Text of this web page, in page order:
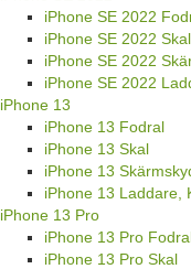
iPhone SE 2022
iPhone SE 2022 Skal
iPhone SE 2022
iPhone SE 2022
iPhone 13
iPhone 13 Fodral
iPhone 13 Skal
iPhone 13
iPhone 13 Laddare,
iPhone 13 Pro
iPhone 13 Pro
iPhone 13 Pro Skal